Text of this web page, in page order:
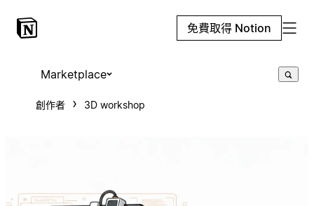
免費取得 Notion
Marketplace
創作者 3D workshop